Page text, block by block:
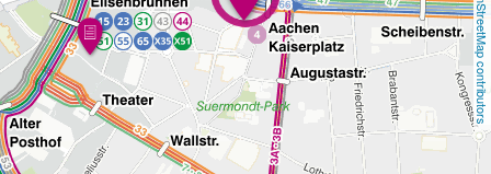
OpenStreetMap contributors